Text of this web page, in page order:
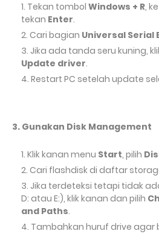
Tekan tombol Windows + R,
tekan Enter.
Cari bagian Universal Serial
Jika ada tanda seru kuning,
Update driver.
Restart PC setelah update
3. Gunakan Disk Management
Klik kanan menu Start, pilih
Cari flashdisk di daftar
Jika terdeteksi tetapi tidak
D: atau E:), klik kanan dan pilih
and Paths.
Tambahkan huruf drive agar